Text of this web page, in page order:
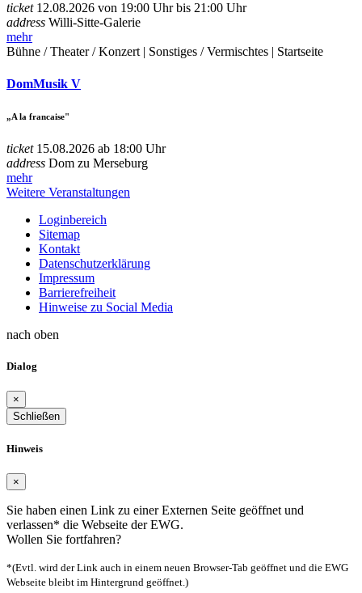
ticket12.08.2026 von 19:00 Uhr bis 21:00 Uhr
address Willi-Sitte-Galerie
mehr
Bühne / Theater / Konzert | Sonstiges / Vermischtes | Startseite
DomMusik V
„A la francaise"
ticket15.08.2026 ab 18:00 Uhr
address Dom zu Merseburg
mehr
Weitere Veranstaltungen
Loginbereich
Sitemap
Kontakt
Datenschutzerklärung
Impressum
Barrierefreiheit
Hinweise zu Social Media
nach oben
Dialog
×
Schließen
Hinweis
×
Sie haben einen Link zu einer Externen Seite geöffnet und
verlassen* die Webseite der EWG.
Wollen Sie fortfahren?
*(Evtl. wird der Link auch in einem neuen Browser-Tab geöffnet und die EWG
Webseite bleibt im Hintergrund geöffnet.)